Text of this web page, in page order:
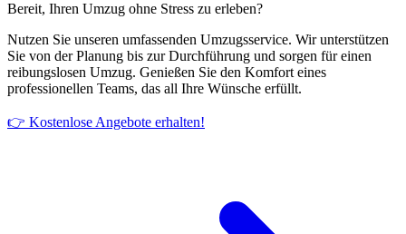
Bereit, Ihren Umzug ohne Stress zu erleben?
Nutzen Sie unseren umfassenden Umzugsservice. Wir unterstützen
Sie von der Planung bis zur Durchführung und sorgen für einen
reibungslosen Umzug. Genießen Sie den Komfort eines
professionellen Teams, das all Ihre Wünsche erfüllt.
👉 Kostenlose Angebote erhalten!